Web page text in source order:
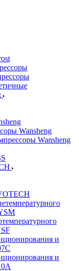
Wansheng
Wansheng
и
и